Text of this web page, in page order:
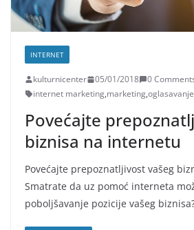
INTERNET
kulturnicenter 05/01/2018
0
internet marketing,marketing,oglasavanje
Povećajte
biznisa na internetu
Povećajte prepoznatljivost vašeg
Smatrate da uz pomoć interneta
poboljšavanje pozicije vašeg